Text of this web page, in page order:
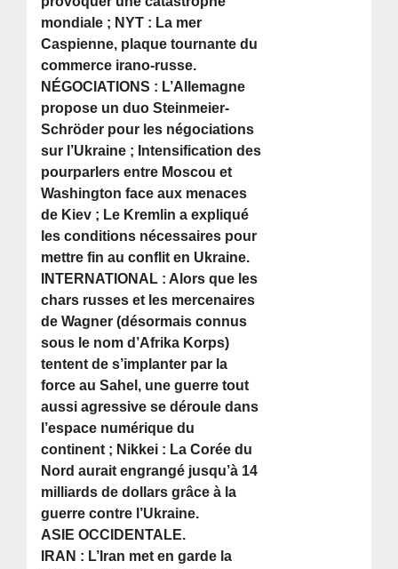
mondiale ; NYT : La mer
Caspienne, plaque tournante du
commerce irano-russe.
NÉGOCIATIONS : L’Allemagne
propose un duo Steinmeier-
Schröder pour les négociations
sur l’Ukraine ; Intensification des
pourparlers entre Moscou et
Washington face aux menaces
de Kiev ; Le Kremlin a expliqué
les conditions nécessaires pour
mettre fin au conflit en Ukraine.
INTERNATIONAL : Alors que les
chars russes et les mercenaires
de Wagner (désormais connus
sous le nom d’Afrika Korps)
tentent de s’implanter par la
force au Sahel, une guerre tout
aussi agressive se déroule dans
l’espace numérique du
continent ; Nikkei : La Corée du
Nord aurait engrangé jusqu’à 14
milliards de dollars grâce à la
guerre contre l’Ukraine.
ASIE OCCIDENTALE.
IRAN : L’Iran met en garde la